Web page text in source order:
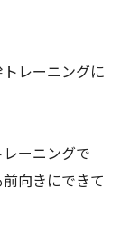
レーニングに
ーニングで
向きにできて